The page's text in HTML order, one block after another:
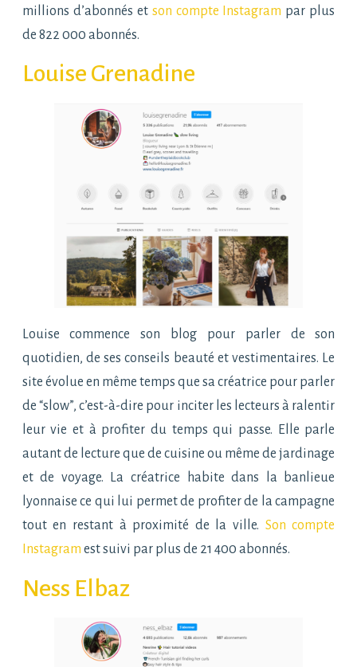
millions d’abonnés et son compte Instagram par plus
de 822 000 abonnés.
Louise Grenadine
Louise commence son blog pour parler de son
quotidien, de ses conseils beauté et vestimentaires. Le
site évolue en même temps que sa créatrice pour parler
de “slow”, c’est-à-dire pour inciter les lecteurs à ralentir
leur vie et à profiter du temps qui passe. Elle parle
autant de lecture que de cuisine ou même de jardinage
et de voyage. La créatrice habite dans la banlieue
lyonnaise ce qui lui permet de profiter de la campagne
tout en restant à proximité de la ville. Son compte
Instagram est suivi par plus de 21 400 abonnés.
Ness Elbaz